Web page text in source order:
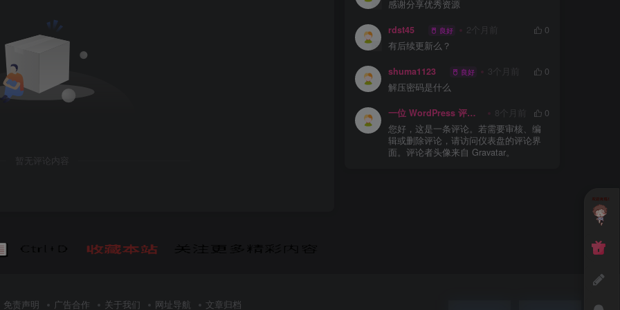
暂无评论内容
感谢分享优秀资源
rdst45 良好 2个月前
0
有后续更新么？
shuma1123 良好 3个月前
0
解压密码是什么
一位 WordPress 评论者 8个月前
0
您好，这是一条评论。若需要审核、编
辑或删除评论，请访问仪表盘的评论界
面。评论者头像来自 Gravatar。
免责声明 广告合作 关于我们 网址导航 文章归档